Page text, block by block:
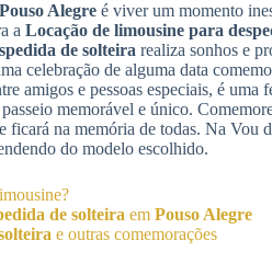
Pouso Alegre é viver um momento
a Locação de limousine para
de solteira realiza sonhos e
celebração de alguma data
amigos e pessoas especiais, é uma
memorável e único.
ficará na memória de todas. Na Vou
do modelo escolhido.
de solteira em Pouso Alegre
e outras comemorações